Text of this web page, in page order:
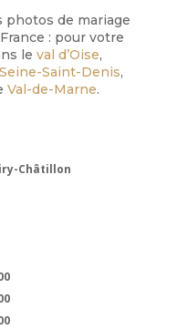
photos de mariage
: pour votre
le val d’Oise,
Seine-Saint-Denis,
Val-de-Marne.
Châtillon